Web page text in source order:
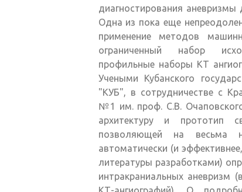
диагностирования аневризмы
Одна из пока еще
применение методов
ограниченный набор
профильные наборы КТ
Учеными Кубанского
"КУБ", в сотрудничестве с
№1 им. проф. С.В.
архитектуру и прототип
позволяющей на весьма
автоматически (и
литературы разработками)
интракраниальных аневризм